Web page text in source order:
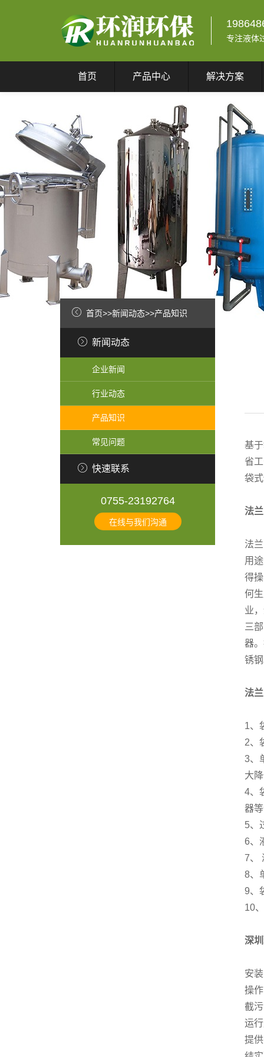
专注液体
首页 产品中心 解决方案
基于
省
袋
法
法
用
得
何
业
三
器
锈
法
1、
2、
3、
大
4、
器
5、
6、
7、
8、
9、
10
深
安
操
截
运
提
首页>>新闻动态>>产品知识
新闻动态
企业新闻
行业动态
产品知识
常见问题
快速联系
0755-23192764
在线与我们沟通